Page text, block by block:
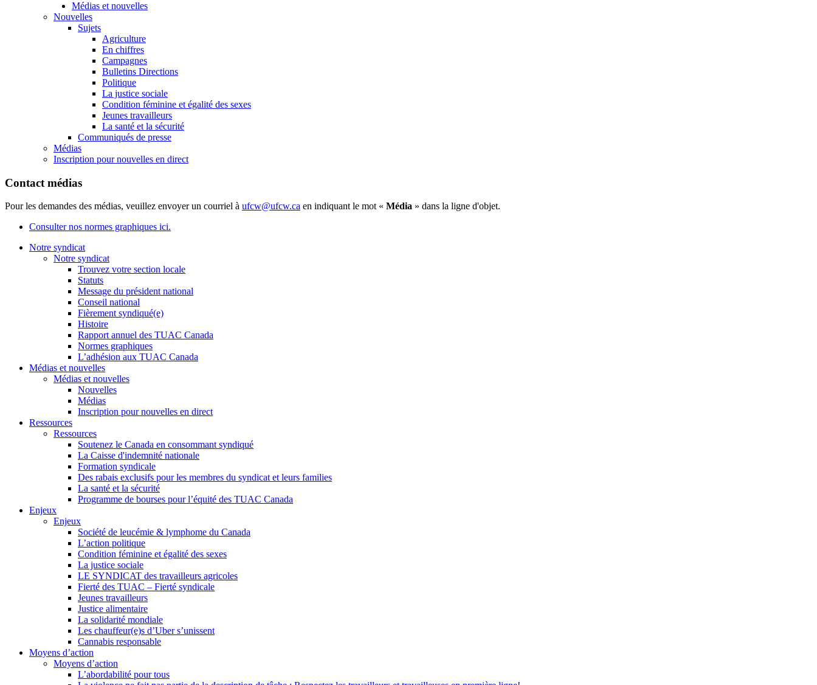
Médias et nouvelles
Nouvelles
Sujets
Agriculture
En chiffres
Campagnes
Bulletins Directions
Politique
La justice sociale
Condition féminine et égalité des sexes
Jeunes travailleurs
La santé et la sécurité
Communiqués de presse
Médias
Inscription pour nouvelles en direct
Contact médias
Pour les demandes des médias, veuillez envoyer un courriel à ufcw@ufcw.ca en indiquant le mot « Média » dans la ligne d'objet.
Consulter nos normes graphiques ici.
Notre syndicat
Notre syndicat
Trouvez votre section locale
Statuts
Message du président national
Conseil national
Fièrement syndiqué(e)
Histoire
Rapport annuel des TUAC Canada
Normes graphiques
L’adhésion aux TUAC Canada
Médias et nouvelles
Médias et nouvelles
Nouvelles
Médias
Inscription pour nouvelles en direct
Ressources
Ressources
Soutenez le Canada en consommant syndiqué
La Caisse d'indemnité nationale
Formation syndicale
Des rabais exclusifs pour les membres du syndicat et leurs families
La santé et la sécurité
Programme de bourses pour l’équité des TUAC Canada
Enjeux
Enjeux
Société de leucémie & lymphome du Canada
L’action politique
Condition féminine et égalité des sexes
La justice sociale
LE SYNDICAT des travailleurs agricoles
Fierté des TUAC – Fierté syndicale
Jeunes travailleurs
Justice alimentaire
La solidarité mondiale
Les chauffeur(e)s d’Uber s’unissent
Cannabis responsable
Moyens d’action
Moyens d’action
L’abordabilité pour tous